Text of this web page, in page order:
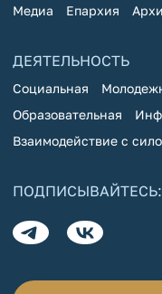
Медиа Епархия
ДЕЯТЕЛЬНОСТЬ
Социальная
Образовательная
Взаимодействие с
ПОДПИСЫВАЙТЕСЬ: